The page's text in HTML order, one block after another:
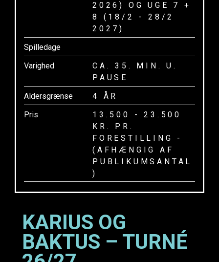
KARIUS OG
BAKTUS – TURNÉ
2026) OG UGE 7 +
8 (18/2 - 28/2
2027)
Spilledage
Varighed
CA. 35. MIN. U.
PAUSE
Aldersgrænse
4 ÅR
Pris
13.500 - 23.500
KR. PR.
FORESTILLING -
(AFHÆNGIG AF
PUBLIKUMSANTAL
)